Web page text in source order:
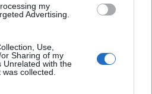
my
Advertising.
Use,
Sharing of my
Unrelated with the
collected.